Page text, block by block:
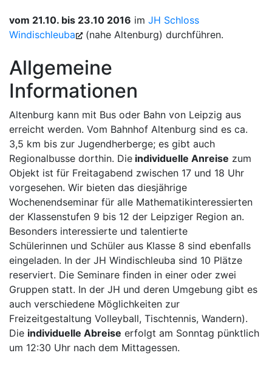
vom 21.10. bis 23.10 2016 im JH Schloss
Windischleuba
(nahe Altenburg) durchführen.
Allgemeine
Informationen
Altenburg kann mit Bus oder Bahn von Leipzig aus
erreicht werden. Vom Bahnhof Altenburg sind es ca.
3,5 km bis zur Jugendherberge; es gibt auch
Regionalbusse dorthin. Die individuelle Anreise zum
Objekt ist für Freitagabend zwischen 17 und 18 Uhr
vorgesehen. Wir bieten das diesjährige
Wochenendseminar für alle Mathematikinteressierten
der Klassenstufen 9 bis 12 der Leipziger Region an.
Besonders interessierte und talentierte
Schülerinnen und Schüler aus Klasse 8 sind ebenfalls
eingeladen. In der JH Windischleuba sind 10 Plätze
reserviert. Die Seminare finden in einer oder zwei
Gruppen statt. In der JH und deren Umgebung gibt es
auch verschiedene Möglichkeiten zur
Freizeitgestaltung Volleyball, Tischtennis, Wandern).
Die individuelle Abreise erfolgt am Sonntag pünktlich
um 12:30 Uhr nach dem Mittagessen.